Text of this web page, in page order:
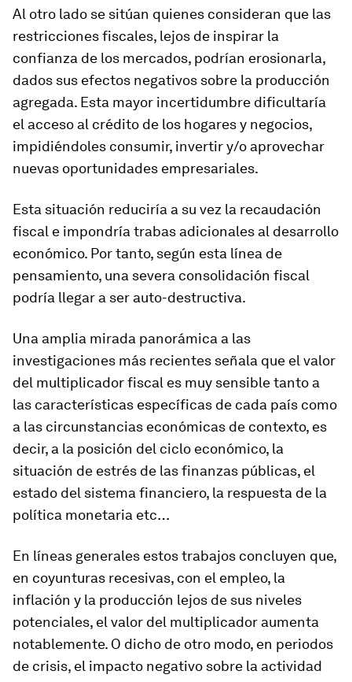
Al otro lado se sitúan quienes consideran que las
restricciones fiscales, lejos de inspirar la
confianza de los mercados, podrían erosionarla,
dados sus efectos negativos sobre la producción
agregada. Esta mayor incertidumbre dificultaría
el acceso al crédito de los hogares y negocios,
impidiéndoles consumir, invertir y/o aprovechar
nuevas oportunidades empresariales.
Esta situación reduciría a su vez la recaudación
fiscal e impondría trabas adicionales al desarrollo
económico. Por tanto, según esta línea de
pensamiento, una severa consolidación fiscal
podría llegar a ser auto-destructiva.
Una amplia mirada panorámica a las
investigaciones más recientes señala que el valor
del multiplicador fiscal es muy sensible tanto a
las características específicas de cada país como
a las circunstancias económicas de contexto, es
decir, a la posición del ciclo económico, la
situación de estrés de las finanzas públicas, el
estado del sistema financiero, la respuesta de la
política monetaria etc…
En líneas generales estos trabajos concluyen que,
en coyunturas recesivas, con el empleo, la
inflación y la producción lejos de sus niveles
potenciales, el valor del multiplicador aumenta
notablemente. O dicho de otro modo, en periodos
de crisis, el impacto negativo sobre la actividad